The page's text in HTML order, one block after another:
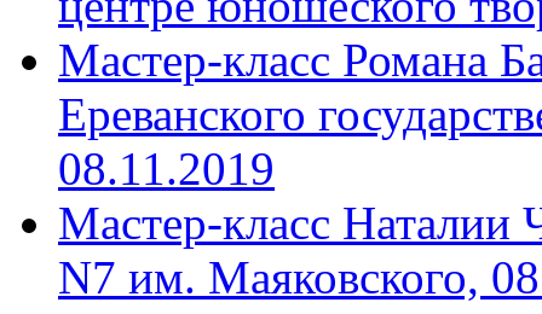
Мастер-класс Романа
Ереванского
08.11.2019
Мастер-класс
N7 им. Маяковского,